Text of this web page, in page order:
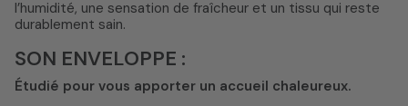
l’humidité, une sensation de fraîcheur et un tissu qui reste
durablement sain.
SON ENVELOPPE :
Étudié pour vous apporter un accueil chaleureux.